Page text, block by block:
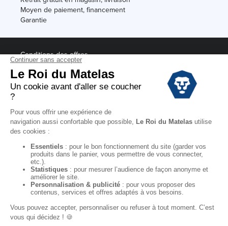
Moyen de paiement, financement
Garantie
Conditions des offres
Black Friday
Destockage
Soldes
Conditions Générales de vente magasin
Conditions Générales de vente internet
Mentions Légales
Données personnelles
Codes promo Le Roi du Matelas
Copyright © 2022. All rights reserved.